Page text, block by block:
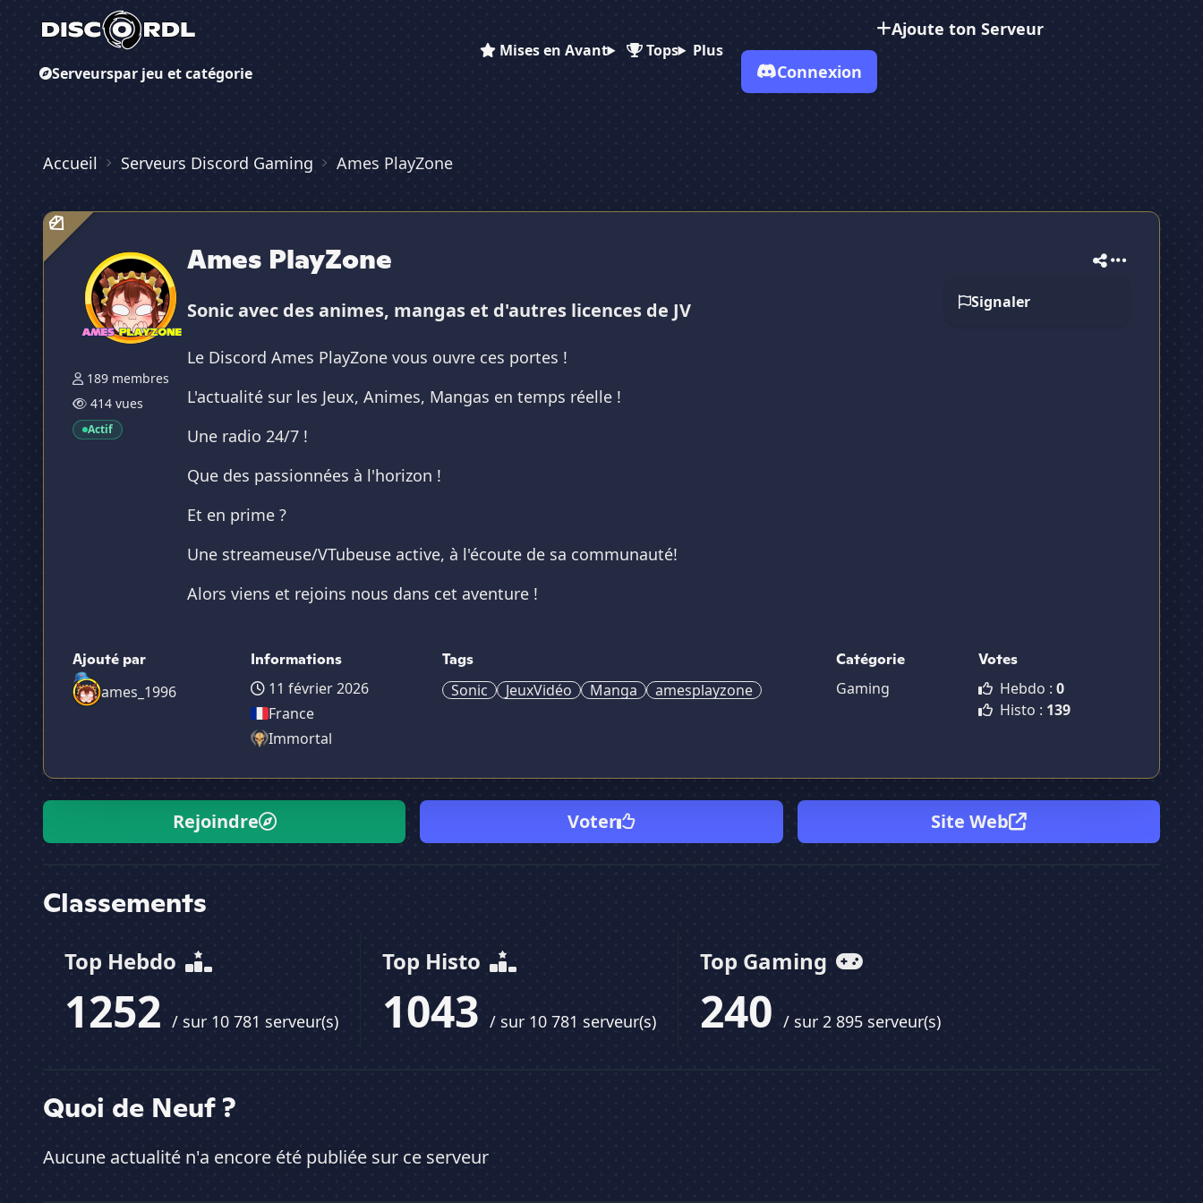
Serveurspar jeu et catégorie
Mises en Avant Tops Plus
Ajoute ton Serveur
Connexion
Accueil Serveurs Discord Gaming Ames PlayZone
189 membres
414 vues
Actif
Ames PlayZone
Signaler
Sonic avec des animes, mangas et d'autres licences de JV
Le Discord Ames PlayZone vous ouvre ces portes !
L'actualité sur les Jeux, Animes, Mangas en temps réelle !
Une radio 24/7 !
Que des passionnées à l'horizon !
Et en prime ?
Une streameuse/VTubeuse active, à l'écoute de sa communauté!
Alors viens et rejoins nous dans cet aventure !
Ajouté par
ames_1996
Informations
11 février 2026
France
Immortal
Tags
Sonic JeuxVidéo Manga amesplayzone
Catégorie
Gaming
Votes
Hebdo :0
Histo : 139
Rejoindre Voter Site Web
Classements
Top Hebdo
1252 / sur 10 781 serveur(s)
Top Histo
1043 / sur 10 781 serveur(s)
Top Gaming
240 / sur 2 895 serveur(s)
Quoi de Neuf ?
Aucune actualité n'a encore été publiée sur ce serveur